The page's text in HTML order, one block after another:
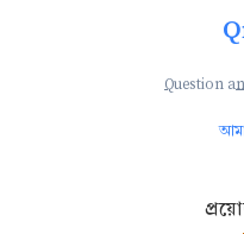
Question an